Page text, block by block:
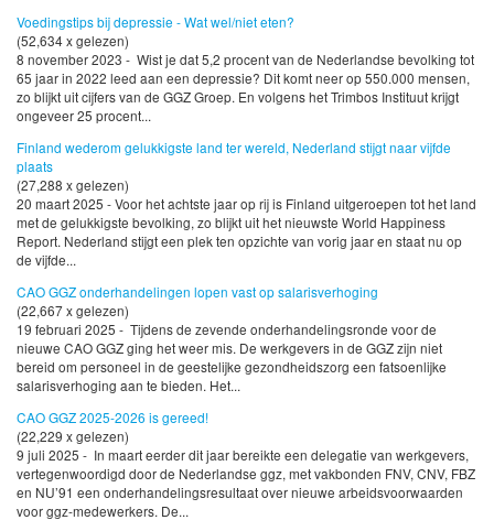
Voedingstips bij depressie - Wat wel/niet eten?
(52,634 x gelezen)
8 november 2023 - Wist je dat 5,2 procent van de Nederlandse bevolking tot
65 jaar in 2022 leed aan een depressie? Dit komt neer op 550.000 mensen,
zo blijkt uit cijfers van de GGZ Groep. En volgens het Trimbos Instituut krijgt
ongeveer 25 procent...
Finland wederom gelukkigste land ter wereld, Nederland stijgt naar vijfde
plaats
(27,288 x gelezen)
20 maart 2025 - Voor het achtste jaar op rij is Finland uitgeroepen tot het land
met de gelukkigste bevolking, zo blijkt uit het nieuwste World Happiness
Report. Nederland stijgt een plek ten opzichte van vorig jaar en staat nu op
de vijfde...
CAO GGZ onderhandelingen lopen vast op salarisverhoging
(22,667 x gelezen)
19 februari 2025 - Tijdens de zevende onderhandelingsronde voor de
nieuwe CAO GGZ ging het weer mis. De werkgevers in de GGZ zijn niet
bereid om personeel in de geestelijke gezondheidszorg een fatsoenlijke
salarisverhoging aan te bieden. Het...
CAO GGZ 2025-2026 is gereed!
(22,229 x gelezen)
9 juli 2025 - In maart eerder dit jaar bereikte een delegatie van werkgevers,
vertegenwoordigd door de Nederlandse ggz, met vakbonden FNV, CNV, FBZ
en NU’91 een onderhandelingsresultaat over nieuwe arbeidsvoorwaarden
voor ggz-medewerkers. De...